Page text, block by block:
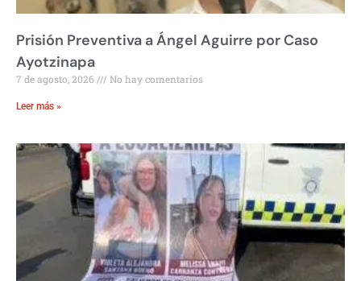
Prisión Preventiva a Ángel Aguirre por Caso
Ayotzinapa
7 de agosto, 2026 No hay comentarios
Leer más »